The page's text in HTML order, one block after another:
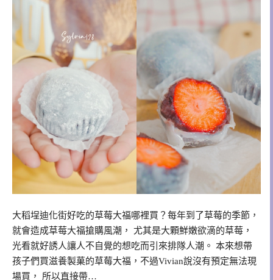
大稻埕迪化街好吃的草莓大福哪裡買？每年到了草莓的季節，
就會造成草莓大福搶購風潮， 尤其是大顆鮮嫩欲滴的草莓，
光看就好誘人讓人不自覺的想吃而引來排隊人潮。 本來想帶
孩子們買滋養製菓的草莓大福，不過Vivian說沒有預定無法現
場買， 所以直接帶…